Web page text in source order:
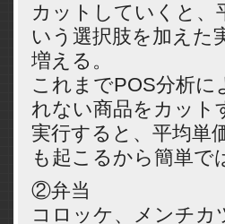
カットしていくと、
いう選択肢を加えた
増える。
これまでPOS分析
れない商品をカット
実行すると、平均単
も起こるから簡単で
②弁当
コロッケ、メンチ